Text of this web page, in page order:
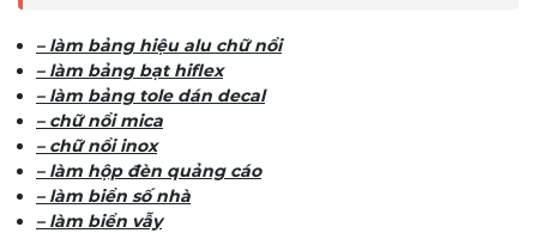
– làm bảng hiệu alu chữ nổi
– làm bảng bạt hiflex
– làm bảng tole dán decal
– chữ nổi mica
– chữ nổi inox
– làm hộp đèn quảng cáo
– làm biển số nhà
– làm biển vẫy